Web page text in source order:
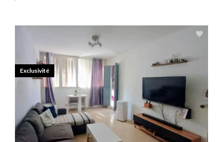
Exclusivité